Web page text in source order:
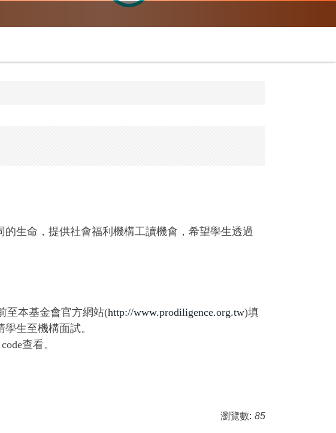
生命，提供社會福利機構工讀機會，希望學生透過
至本基金會官方網站(http://www.prodiligence.org.tw)填
生至機構面試。
查看。
瀏覽數: 85